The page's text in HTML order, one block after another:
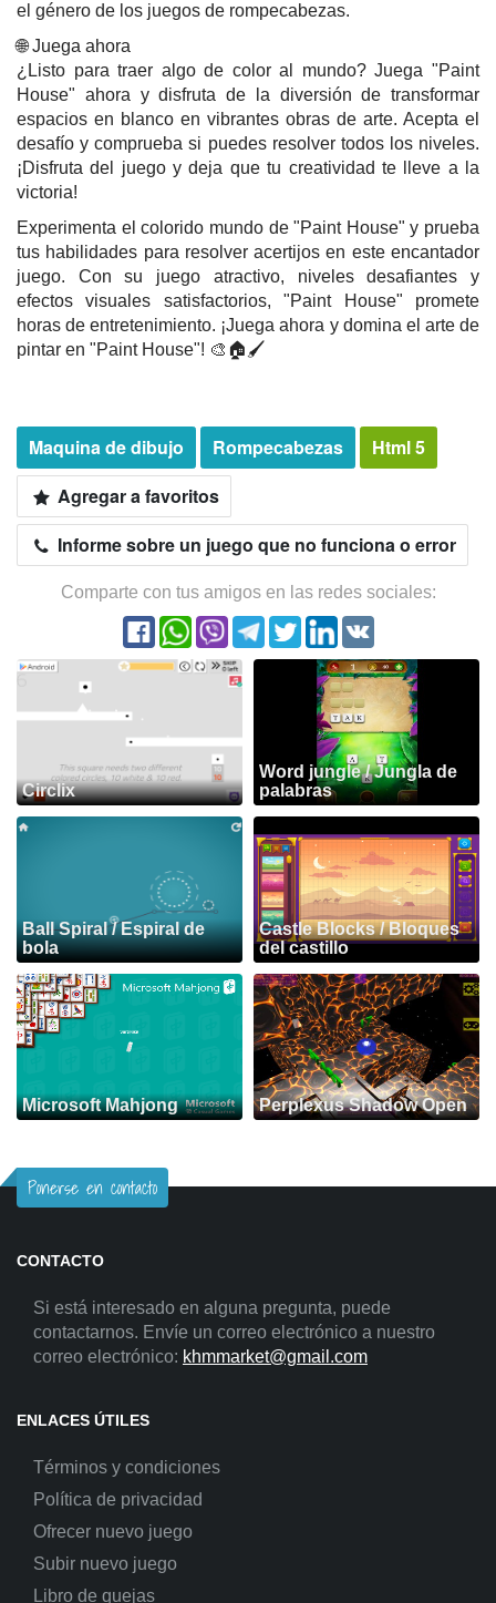
el género de los juegos de rompecabezas.
🌐 Juega ahora
¿Listo para traer algo de color al mundo? Juega "Paint
House" ahora y disfruta de la diversión de transformar
espacios en blanco en vibrantes obras de arte. Acepta el
desafío y comprueba si puedes resolver todos los niveles.
¡Disfruta del juego y deja que tu creatividad te lleve a la
victoria!
Experimenta el colorido mundo de "Paint House" y prueba
tus habilidades para resolver acertijos en este encantador
juego. Con su juego atractivo, niveles desafiantes y
efectos visuales satisfactorios, "Paint House" promete
horas de entretenimiento. ¡Juega ahora y domina el arte de
pintar en "Paint House"! 🎨🏠🖌️
Maquina de dibujo Rompecabezas
Html 5
Agregar a favoritos
Informe sobre un juego que no funciona o error
Comparte con tus amigos en las redes sociales:
Circlix
Word jungle / Jungla de
palabras
Ball Spiral / Espiral de
bola
Castle Blocks / Bloques
del castillo
Microsoft Mahjong Perplexus Shadow Open
Ponerse en contacto
CONTACTO
Si está interesado en alguna pregunta, puede
contactarnos. Envíe un correo electrónico a nuestro
correo electrónico: khmmarket@gmail.com
ENLACES ÚTILES
Términos y condiciones
Política de privacidad
Ofrecer nuevo juego
Subir nuevo juego
Libro de quejas